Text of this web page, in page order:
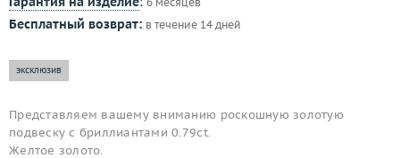
Бесплатный возврат: в течение 14 дней
эксклюзив
Представляем вашему вниманию роскошную золотую
подвеску с бриллиантами 0.79ct.
Желтое золото.